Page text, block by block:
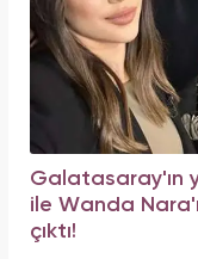
Galatasaray'ın
ile Wanda
çıktı!